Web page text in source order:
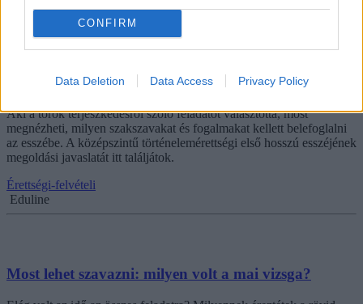
CONFIRM
Data Deletion Data Access Privacy Policy
kellett leírni a török terjeszkedésről
Aki a török terjeszkedésről szóló feladatot választotta, most
megnézheti, milyen szakszavakat és fogalmakat kellett belefoglalni
az esszébe. A középszintű történelemérettségi első hosszú esszéjének
megoldási javaslatát itt találjátok.
Érettségi-felvételi
Eduline
Most lehet szavazni: milyen volt a mai vizsga?